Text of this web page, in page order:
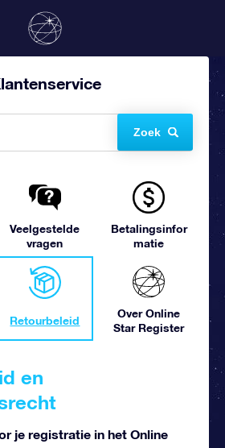
Zoek
Veelgestelde
vragen
Betalingsinfor
matie
Retourbeleid
Over Online
Star Register
en
je registratie in het Online